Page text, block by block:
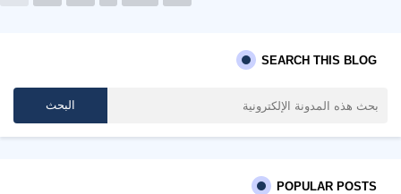
SEARCH THIS BLOG
POPULAR POSTS